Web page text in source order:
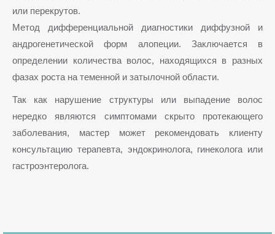
или перекрутов.
Метод дифференциальной диагностики диффузной и
андрогенетической форм алопеции. Заключается в
определении количества волос, находящихся в разных
фазах роста на теменной и затылочной области.
Так как нарушение структуры или выпадение волос
нередко являются симптомами скрыто протекающего
заболевания, мастер может рекомендовать клиенту
консультацию терапевта, эндокринолога, гинеколога или
гастроэнтеролога.